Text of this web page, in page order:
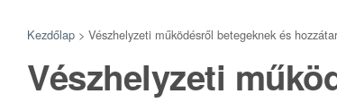
Kezdőlap > Vészhelyzeti működésről betegeknek és
Vészhelyzeti